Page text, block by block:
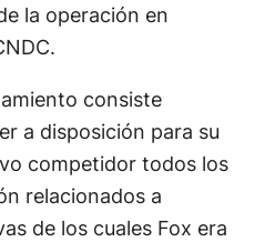
la operación en
consiste
a disposición para su
competidor todos los
relacionados a
de los cuales Fox era